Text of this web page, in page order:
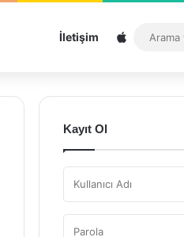
İletişim Sitemap
Kayıt Ol